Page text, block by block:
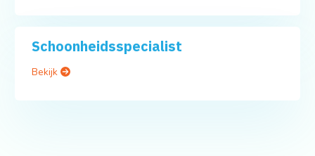
Schoonheidsspecialist
Bekijk